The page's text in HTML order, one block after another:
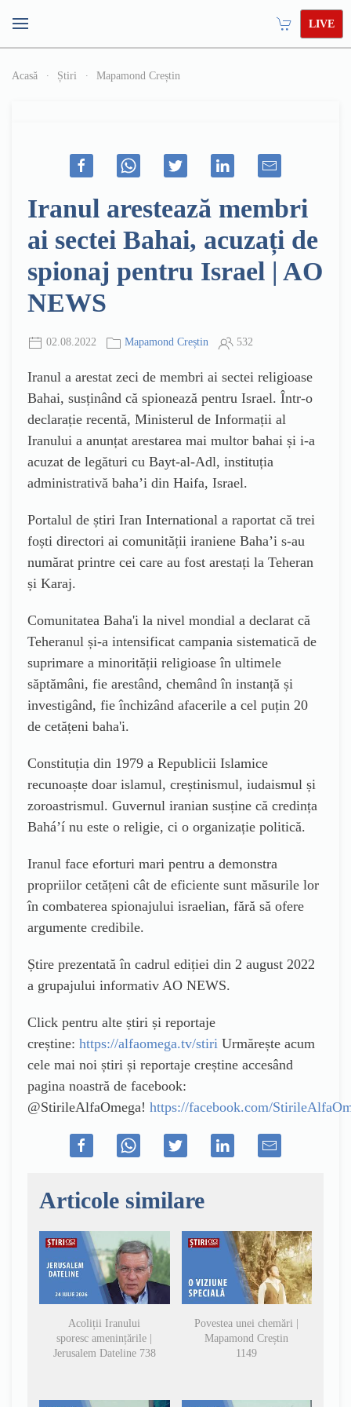
LIVE
Acasă Știri Mapamond Creștin
Iranul arestează membri
ai sectei Bahai, acuzați de
spionaj pentru Israel | AO
NEWS
02.08.2022 Mapamond Creștin 532
Iranul a arestat zeci de membri ai sectei religioase
Bahai, susținând că spionează pentru Israel. Într-o
declarație recentă, Ministerul de Informații al
Iranului a anunțat arestarea mai multor bahai și i-a
acuzat de legături cu Bayt-al-Adl, instituția
administrativă baha’i din Haifa, Israel.
Portalul de știri Iran International a raportat că trei
foști directori ai comunității iraniene Baha’i s-au
numărat printre cei care au fost arestați la Teheran
și Karaj.
Comunitatea Baha'i la nivel mondial a declarat că
Teheranul și-a intensificat campania sistematică de
suprimare a minorității religioase în ultimele
săptămâni, fie arestând, chemând în instanță și
investigând, fie închizând afacerile a cel puțin 20
de cetățeni baha'i.
Constituția din 1979 a Republicii Islamice
recunoaște doar islamul, creștinismul, iudaismul și
zoroastrismul. Guvernul iranian susține că credința
Baháʼí nu este o religie, ci o organizație politică.
Iranul face eforturi mari pentru a demonstra
propriilor cetățeni cât de eficiente sunt măsurile lor
în combaterea spionajului israelian, fără să ofere
argumente credibile.
Știre prezentată în cadrul ediției din 2 august 2022
a grupajului informativ AO NEWS.
Click pentru alte știri și reportaje
creștine: https://alfaomega.tv/stiri Urmărește acum
cele mai noi știri și reportaje creștine accesând
pagina noastră de facebook:
@StirileAlfaOmega! https://facebook.com/
Articole similare
Acoliții Iranului
sporesc amenințările |
Jerusalem Dateline 738
Povestea unei chemări |
Mapamond Creștin
1149